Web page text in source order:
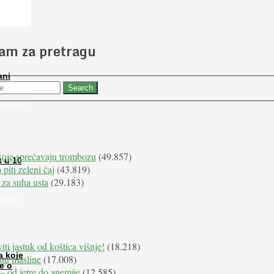
u 10
stroge
i
koje
o
za pretragu
sprečavaju trombozu (49.857)
piti zeleni čaj (43.819)
suha usta (29.183)
jastuk od koštica višnje! (18.218)
masline(17.008)